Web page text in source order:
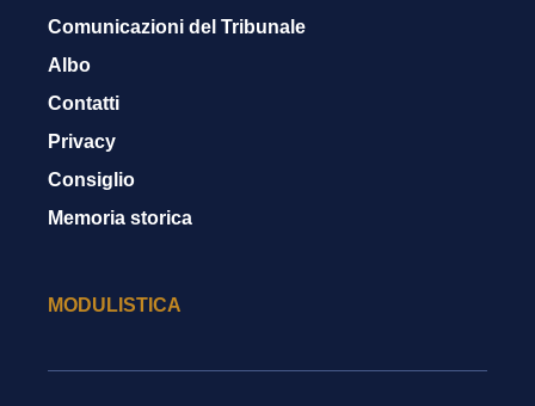
Comunicazioni del Tribunale
Albo
Contatti
Privacy
Consiglio
Memoria storica
MODULISTICA